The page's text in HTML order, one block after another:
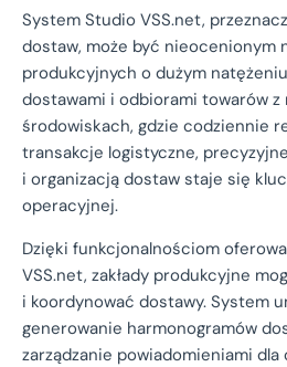
System Studio VSS.net,
dostaw, może być nieocenionym
produkcyjnych o dużym
dostawami i odbiorami towarów z
środowiskach, gdzie codziennie
transakcje logistyczne,
i organizacją dostaw staje się
operacyjnej.
Dzięki funkcjonalnościom
VSS.net, zakłady produkcyjne
i koordynować dostawy. System
generowanie harmonogramów
zarządzanie powiadomieniami dla